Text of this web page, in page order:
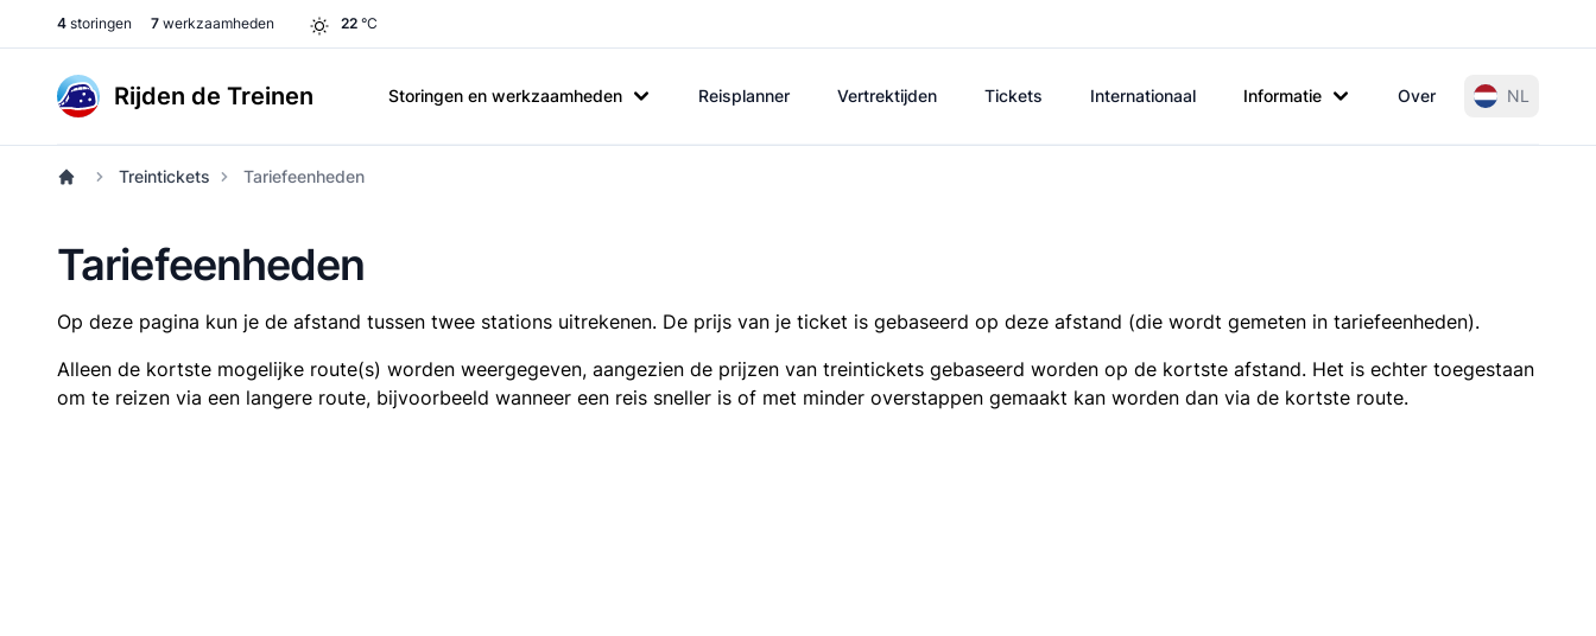
4 storingen 7 werkzaamheden 22 °C
Rijden de Treinen Storingen en werkzaamheden Reisplanner Vertrektijden Tickets Internationaal Informatie Over NL
Treintickets Tariefeenheden
Tariefeenheden
Op deze pagina kun je de afstand tussen twee stations uitrekenen. De prijs van je ticket is gebaseerd op deze afstand (die wordt gemeten in tariefeenheden).
Alleen de kortste mogelijke route(s) worden weergegeven, aangezien de prijzen van treintickets gebaseerd worden op de kortste afstand. Het is echter toegestaan
om te reizen via een langere route, bijvoorbeeld wanneer een reis sneller is of met minder overstappen gemaakt kan worden dan via de kortste route.